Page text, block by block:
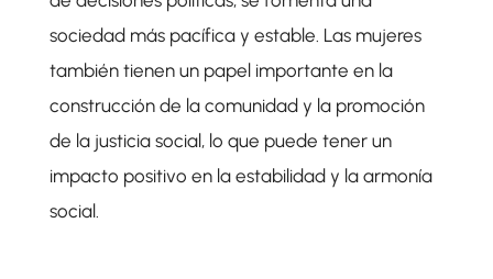
sociedad más pacífica y estable. Las mujeres
también tienen un papel importante en la
construcción de la comunidad y la promoción
de la justicia social, lo que puede tener un
impacto positivo en la estabilidad y la armonía
social.